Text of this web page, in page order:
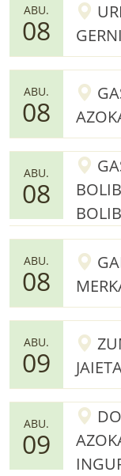
ABU.
08
ABU.
08
ABU.
08
ABU.
08
ABU.
09
ABU.
09